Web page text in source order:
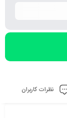
نظرات کاربران